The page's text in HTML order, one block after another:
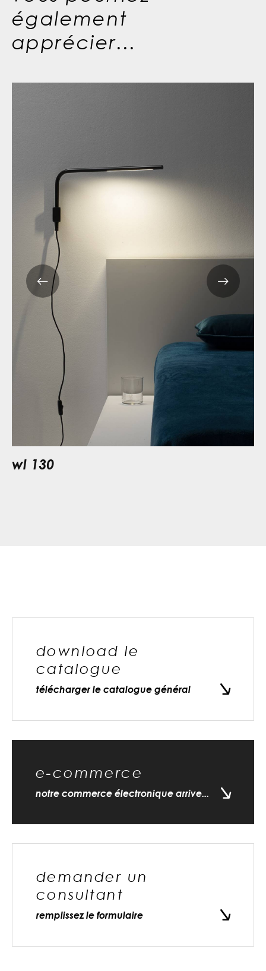
également
apprécier...
wl 130
download le
catalogue
télécharger le catalogue général
e-commerce
notre commerce électronique arrive...
demander un
consultant
remplissez le formulaire